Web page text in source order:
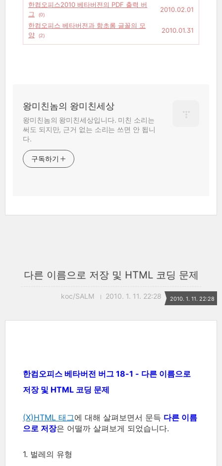
한컴오피스2010 베타버전의 PDF 출력 버
그
(0)
2010.02.01
한컴오피스 베타버전과 함초롬 글꼴의 모
양
(2)
2010.01.31
왕미친놈의 왕미친세상
왕미친놈의 왕미친세상입니다. 미친 소리는
써도 되지만, 근거 없는 소리는 쓰면 안 됩니
다.
구독하기
다른 이름으로 저장 및 HTML 코딩 문제
koc/SALM 2010. 1. 11. 22:28 2010. 1. 11. 22:28
한컴오피스 베타버전 버그 18-1 - 다른 이름으로
저장 및 HTML 코딩 문제
(X)HTML 태그에 대해 살펴보면서 문득 다른 이름
으로 저장은 어떨까 살펴보게 되었습니다.
1. 벌레의 유형